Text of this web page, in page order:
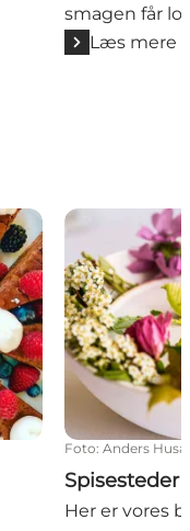
smagen får
Læs mere
Spisesteder
Foto: Anders Husa
Spisesteder
Her er vores